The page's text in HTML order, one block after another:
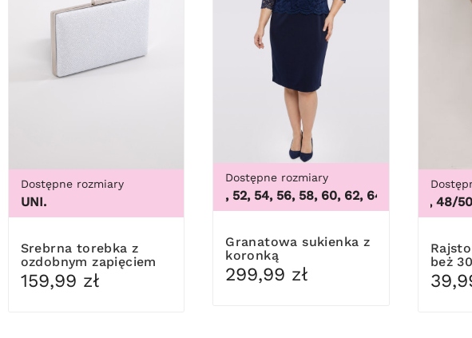
Dostępne rozmiary
UNI.
Srebrna torebka z
ozdobnym zapięciem
159,99 zł
Dostępne rozmiary
48, 50, 52, 54, 56, 58, 60, 62, 64 ,48, 50, 52, 54,
Granatowa sukienka z
koronką
299,99 zł
44/46, 48/50,
Rajstopy kolor jasny
beż